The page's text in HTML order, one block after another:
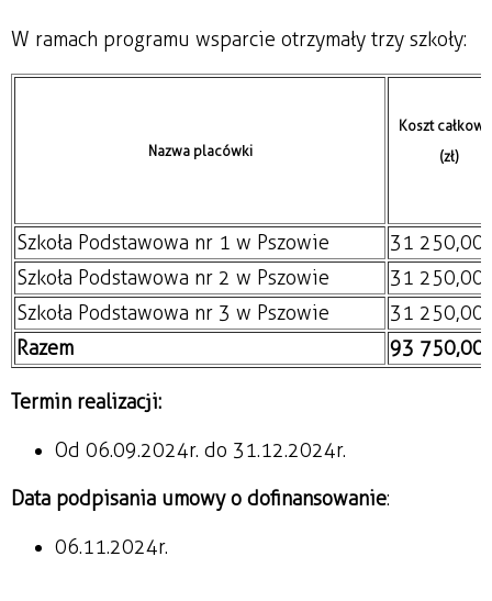
W ramach programu wsparcie otrzymały trzy szkoły:
Nazwa placówki
Koszt
(zł)
Szkoła Podstawowa nr 1 w Pszowie
31 250,00
Szkoła Podstawowa nr 2 w Pszowie
31 250,00
Szkoła Podstawowa nr 3 w Pszowie
31 250,00
Razem
93 750,00
Termin realizacji:
Od 06.09.2024r. do 31.12.2024r.
Data podpisania umowy o dofinansowanie:
06.11.2024r.